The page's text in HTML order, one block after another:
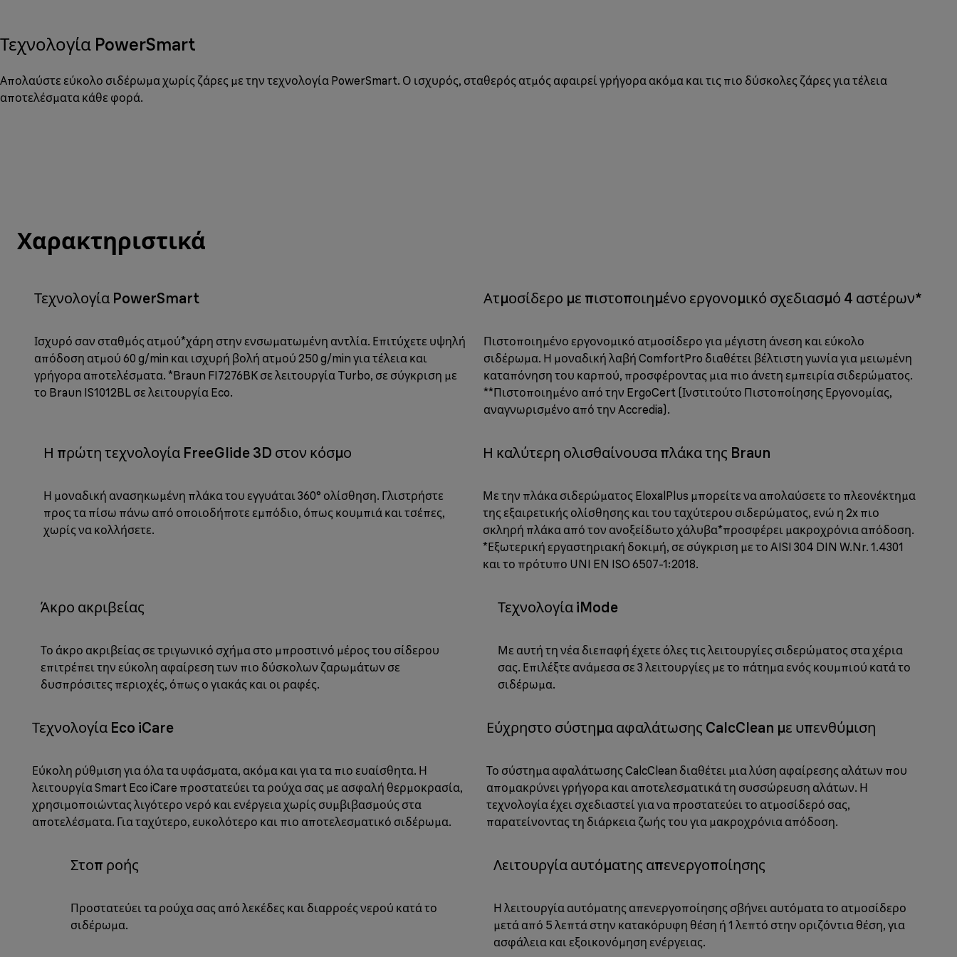
Τεχνολογία PowerSmart
Απολαύστε εύκολο σιδέρωμα χωρίς ζάρες με την τεχνολογία PowerSmart. Ο ισχυρός, σταθερός ατμός αφαιρεί γρήγορα ακόμα και τις πιο δύσκολες ζάρες για τέλεια
αποτελέσματα κάθε φορά.
Χαρακτηριστικά
Τεχνολογία PowerSmart
Ισχυρό σαν σταθμός ατμού*χάρη στην ενσωματωμένη αντλία. Επιτύχετε υψηλή
απόδοση ατμού 60 g/min και ισχυρή βολή ατμού 250 g/min για τέλεια και
γρήγορα αποτελέσματα. *Braun FI7276BK σε λειτουργία Turbo, σε σύγκριση με
το Braun IS1012BL σε λειτουργία Eco.
Ατμοσίδερο με πιστοποιημένο εργονομικό σχεδιασμό 4 αστέρων*
Πιστοποιημένο εργονομικό ατμοσίδερο για μέγιστη άνεση και εύκολο
σιδέρωμα. Η μοναδική λαβή ComfortPro διαθέτει βέλτιστη γωνία για μειωμένη
καταπόνηση του καρπού, προσφέροντας μια πιο άνετη εμπειρία σιδερώματος.
**Πιστοποιημένο από την ErgoCert (Ινστιτούτο Πιστοποίησης Εργονομίας,
αναγνωρισμένο από την Accredia).
Η πρώτη τεχνολογία FreeGlide 3D στον κόσμο
Η μοναδική ανασηκωμένη πλάκα του εγγυάται 360° ολίσθηση. Γλιστρήστε
προς τα πίσω πάνω από οποιοδήποτε εμπόδιο, όπως κουμπιά και τσέπες,
χωρίς να κολλήσετε.
Η καλύτερη ολισθαίνουσα πλάκα της Braun
Με την πλάκα σιδερώματος EloxalPlus μπορείτε να απολαύσετε το πλεονέκτημα
της εξαιρετικής ολίσθησης και του ταχύτερου σιδερώματος, ενώ η 2x πιο
σκληρή πλάκα από τον ανοξείδωτο χάλυβα*προσφέρει μακροχρόνια απόδοση.
*Εξωτερική εργαστηριακή δοκιμή, σε σύγκριση με το AISI 304 DIN W.Nr. 1.4301
και το πρότυπο UNI EN ISO 6507-1:2018.
Άκρο ακριβείας
Το άκρο ακριβείας σε τριγωνικό σχήμα στο μπροστινό μέρος του σίδερου
επιτρέπει την εύκολη αφαίρεση των πιο δύσκολων ζαρωμάτων σε
δυσπρόσιτες περιοχές, όπως ο γιακάς και οι ραφές.
Τεχνολογία iMode
Με αυτή τη νέα διεπαφή έχετε όλες τις λειτουργίες σιδερώματος στα χέρια
σας. Επιλέξτε ανάμεσα σε 3 λειτουργίες με το πάτημα ενός κουμπιού κατά το
σιδέρωμα.
Τεχνολογία Eco iCare
Εύκολη ρύθμιση για όλα τα υφάσματα, ακόμα και για τα πιο ευαίσθητα. Η
λειτουργία Smart Eco iCare προστατεύει τα ρούχα σας με ασφαλή θερμοκρασία,
χρησιμοποιώντας λιγότερο νερό και ενέργεια χωρίς συμβιβασμούς στα
αποτελέσματα. Για ταχύτερο, ευκολότερο και πιο αποτελεσματικό σιδέρωμα.
Εύχρηστο σύστημα αφαλάτωσης CalcClean με υπενθύμιση
Το σύστημα αφαλάτωσης CalcClean διαθέτει μια λύση αφαίρεσης αλάτων που
απομακρύνει γρήγορα και αποτελεσματικά τη συσσώρευση αλάτων. Η
τεχνολογία έχει σχεδιαστεί για να προστατεύει το ατμοσίδερό σας,
παρατείνοντας τη διάρκεια ζωής του για μακροχρόνια απόδοση.
Στοπ ροής
Προστατεύει τα ρούχα σας από λεκέδες και διαρροές νερού κατά το
σιδέρωμα.
Λειτουργία αυτόματης απενεργοποίησης
Η λειτουργία αυτόματης απενεργοποίησης σβήνει αυτόματα το ατμοσίδερο
μετά από 5 λεπτά στην κατακόρυφη θέση ή 1 λεπτό στην οριζόντια θέση, για
ασφάλεια και εξοικονόμηση ενέργειας.